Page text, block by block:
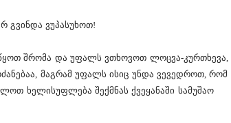
გვინდა ვუპასუხოთ!
შრომა და უფალს ვთხოვოთ ლოცვა-კურთხევა,
მაგრამ უფალს ისიც უნდა ვევედროთ, რომ
ხელისუფლება შექმნას ქვეყანაში სამუშაო